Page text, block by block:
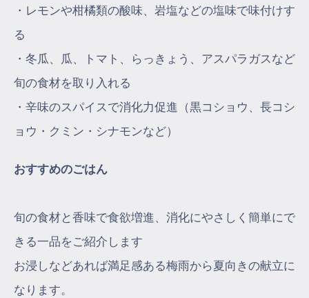
・レモンや柑橘類の酸味、岩塩などの塩味で味付けす
る
・冬瓜、瓜、トマト、らっきょう、アスパラガスなど
旬の食材を取り入れる
・辛味のスパイスで消化力促進（黒コショウ、長コシ
ョウ・クミン・シナモンなど）
おすすめのごはん
旬の食材と香味で食欲増進、消化にやさしく簡単にで
きる一品をご紹介します
お浸しなどあれば満足感ある梅雨から夏向きの献立に
なります。